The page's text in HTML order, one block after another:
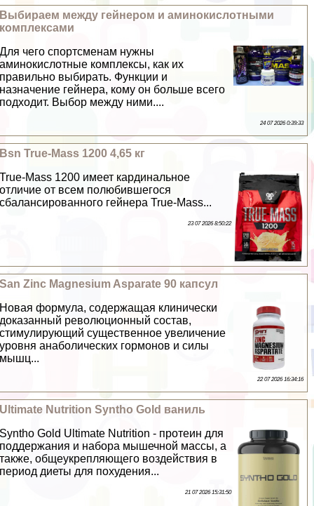
Выбираем между гeйнером и аминокислотными
комплексами
Для чего спортсменам нужны
аминокислотные комплексы, как их
правильно выбирать. Функции и
назначение гeйнера, кому он больше всего
подходит. Выбор между ними....
24 07 2026 0:39:33
Bsn True-Mass 1200 4,65 кг
True-Mass 1200 имеет кардинальное
отличие от всем полюбившегося
сбалансированного гeйнера True-Mass...
23 07 2026 8:50:22
San Zinc Magnesium Asparate 90 капсул
Новая формула, содержащая клинически
доказанный революционный состав,
стимулирующий существенное увеличение
уровня анаболических гормонов и силы
мышц...
22 07 2026 16:34:16
Ultimate Nutrition Syntho Gold ваниль
Syntho Gold Ultimate Nutrition - протеин для
поддержания и набора мышечной массы, а
также, общеукрепляющего воздействия в
период диеты для похудения...
21 07 2026 15:31:50